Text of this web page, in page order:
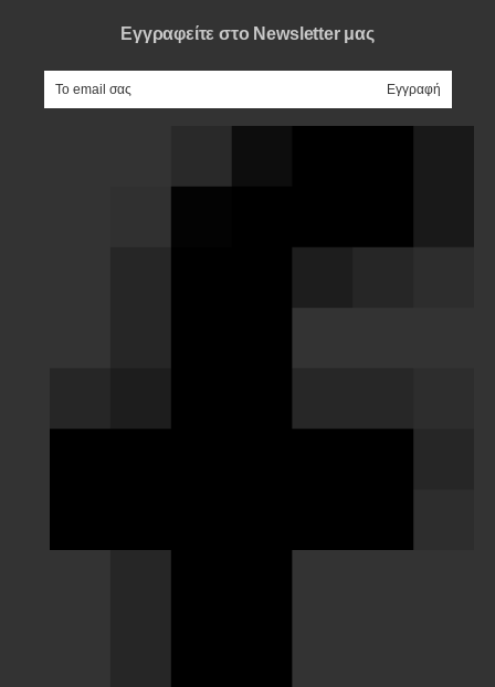
Εγγραφείτε στο Newsletter μας
e-mail